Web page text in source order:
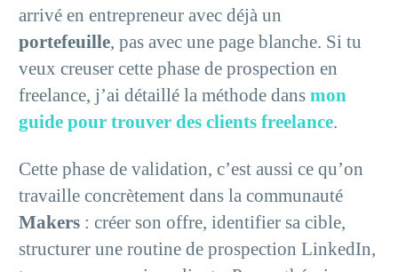
arrivé en entrepreneur avec déjà un
portefeuille, pas avec une page blanche. Si tu
veux creuser cette phase de prospection en
freelance, j’ai détaillé la méthode dans mon
guide pour trouver des clients freelance.
Cette phase de validation, c’est aussi ce qu’on
travaille concrètement dans la communauté
Makers : créer son offre, identifier sa cible,
structurer une routine de prospection LinkedIn,